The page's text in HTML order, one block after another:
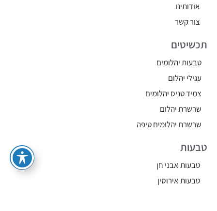
אודותינו
צור קשר
תכשיטים
טבעות יהלומים
עגילי יהלום
צמיד טניס יהלומים
שרשרת יהלום
שרשרת יהלומים טיפה
טבעות
טבעות אבני חן
טבעות אירוסין